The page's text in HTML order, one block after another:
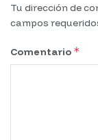
Tu dirección de
campos
Comentario *